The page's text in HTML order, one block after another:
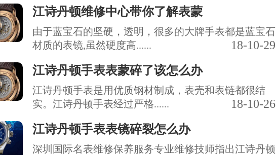
江诗丹顿维修中心带你了解表蒙
由于蓝宝石的坚硬，透明，很多的大牌手表都是蓝宝石
材质的表镜,虽然硬度高......
18-10-29
江诗丹顿手表表蒙碎了该怎么办
江诗丹顿手表是用优质钢材制成，表壳和表链都很结
实。江诗丹顿手表经过严格......
18-10-26
江诗丹顿手表表镜碎裂怎么办
深圳国际名表维修保养服务专业维修技师指出江诗丹顿